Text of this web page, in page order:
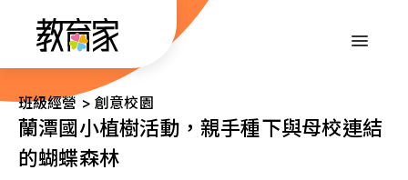
內
::: 班級經營 > 創意校園
蘭潭國小植樹活動，親手種下與母校連結
的蝴蝶森林